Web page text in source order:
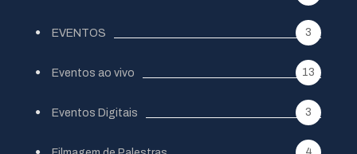
EVENTOS 3
Eventos ao vivo 13
Eventos Digitais 3